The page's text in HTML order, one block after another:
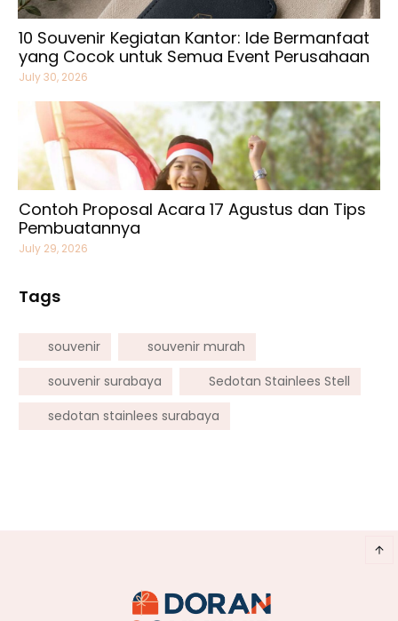
10 Souvenir Kegiatan Kantor: Ide Bermanfaat
yang Cocok untuk Semua Event Perusahaan
July 30, 2026
Contoh Proposal Acara 17 Agustus dan Tips
Pembuatannya
July 29, 2026
Tags
souvenir
souvenir murah
souvenir surabaya
Sedotan Stainlees Stell
sedotan stainlees surabaya